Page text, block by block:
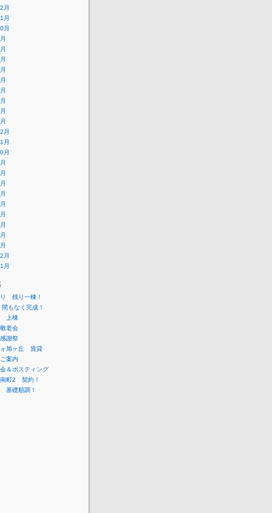
月
月
月
月
月
月
月
月
残り一棟！
もなく完成！
上棟
老会
謝祭
ォ旭ヶ丘 賃貸
案内
＆ポスティング
町2 契約！
基礎順調！